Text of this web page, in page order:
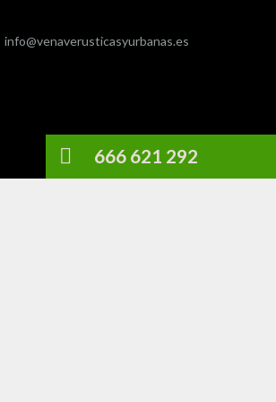
info@venaverusticasyurbanas.es
666 621 292